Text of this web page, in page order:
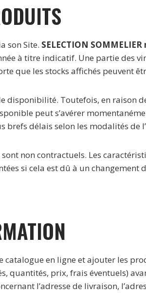
son Site. SELECTION
à titre indicatif. Une partie des
que les stocks affichés peuvent
disponibilité. Toutefois, en raison
peut s’avérer
brefs délais selon les modalités
non contractuels. Les
si cela est dû à un changement
catalogue en ligne et ajouter les
quantités, prix, frais éventuels)
l’adresse de livraison,